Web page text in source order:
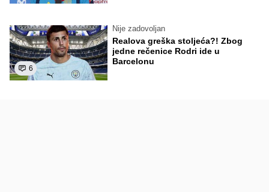
6
Nije zadovoljan
Realova greška stoljeća?! Zbog
jedne rečenice Rodri ide u
Barcelonu